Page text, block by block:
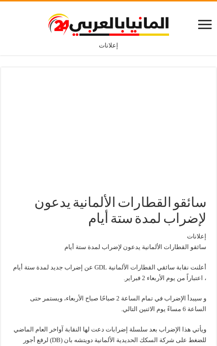
إعلانات
سائقو القطارات الألمانية يدعون
لإضراب لمدة ستة أيام
إعلانات
سائقو القطارات الألمانية يدعون لإضراب لمدة ستة أيام
أعلنت نقابة سائقي القطارات الألمانية GDL عن إضراب جديد لمدة ستة أيام
، اعتباراً من يوم الأربعاء 2 فبراير.
و سيبدأ الإضراب في تمام الساعة 2 صباحًا صباح الأربعاء، ويستمر حتى
الساعة 6 مساءً يوم الاثنين التالي.
ويأتي هذا الإضراب بعد سلسلة إضرابات دعت لها النقابة آواخر العام الماضي
للضغط على شركة السكك الحديدية الألمانية دويتشه بان (DB) لرفع أجور